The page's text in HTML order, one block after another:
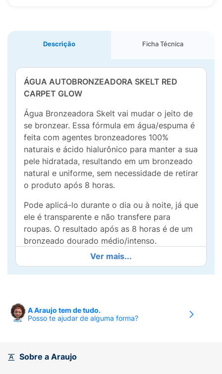
Descrição Ficha Técnica
ÁGUA AUTOBRONZEADORA SKELT RED
CARPET GLOW
Água Bronzeadora Skelt vai mudar o jeito de
se bronzear. Essa fórmula em água/espuma é
feita com agentes bronzeadores 100%
naturais e ácido hialurônico para manter a sua
pele hidratada, resultando em um bronzeado
natural e uniforme, sem necessidade de retirar
o produto após 8 horas.
Pode aplicá-lo durante o dia ou à noite, já que
ele é transparente e não transfere para
roupas. O resultado após as 8 horas é de um
bronzeado dourado médio/intenso.
1­_Esfolie e hidrate sua pele.
Certifique-se de que as regiões mais secas
maior de hidratante. Isso garantirá que essas
áreas não absorvam mais produto que as
2_ Agite bem e aplique a Água
Ver mais...
A Araujo tem de tudo.
Posso te ajudar de alguma forma?
Sobre a Araujo